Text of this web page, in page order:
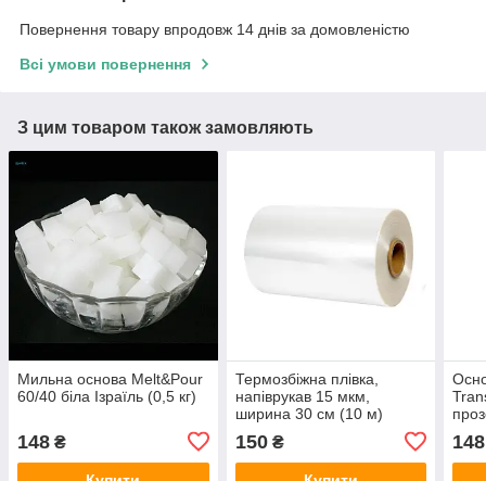
Повернення товару впродовж 14 днів за домовленістю
Всі умови повернення
З цим товаром також замовляють
Мильна основа Melt&Pour
60/40 біла Ізраїль (0,5 кг)
148 ₴
Термозбіжна плівка,
напіврукав 15 мкм,
ширина 30 см (10 м)
150₴ 148